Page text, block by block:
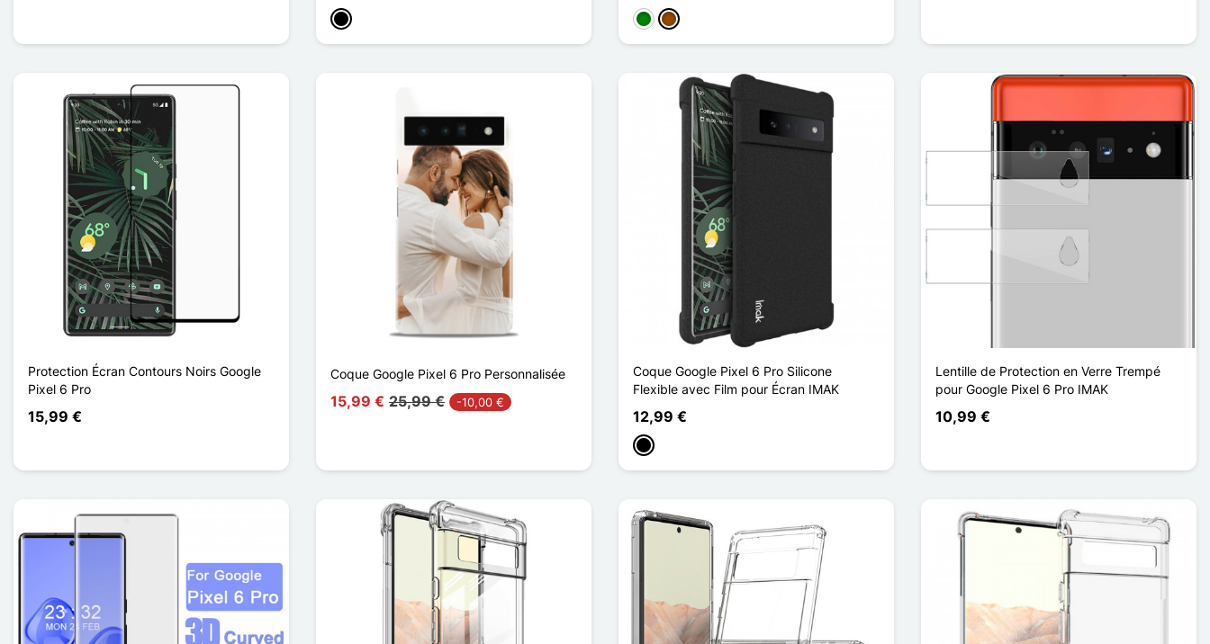
Schwarz GrünBraun
Protection Écran Contours Noirs Google
Pixel 6 Pro
15,99 €
Coque Google Pixel 6 Pro Personnalisée
15,99 € 25,99 € -10,00 €
Coque Google Pixel 6 Pro Silicone
Flexible avec Film pour Écran IMAK
12,99 €
Schwarz
Lentille de Protection en Verre Trempé
pour Google Pixel 6 Pro IMAK
10,99 €